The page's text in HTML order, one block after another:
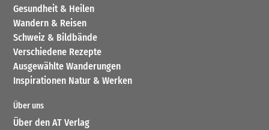
Gesundheit & Heilen
Wandern & Reisen
Schweiz & Bildbände
Verschiedene Rezepte
Ausgewählte Wanderungen
Inspirationen Natur & Werken
Über uns
Über den AT Verlag